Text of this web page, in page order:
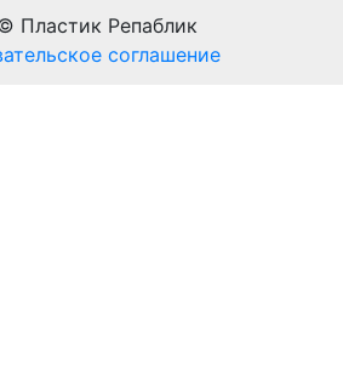
Пластик Репаблик
соглашение